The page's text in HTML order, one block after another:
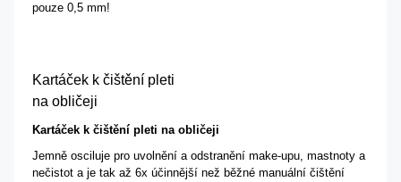
pouze 0,5 mm!
Kartáček k čištění pleti na obličeji
Jemně osciluje pro uvolnění a odstranění make-upu, mastnoty a
nečistot a je tak až 6x účinnější než běžné manuální čištění
Kartáček k čištění pleti
na obličeji